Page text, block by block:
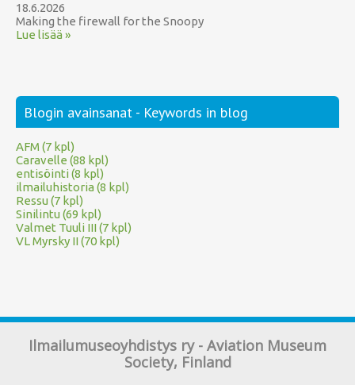
18.6.2026
Making the firewall for the Snoopy
Lue lisää »
Blogin avainsanat - Keywords in blog
AFM (7 kpl)
Caravelle (88 kpl)
entisöinti (8 kpl)
ilmailuhistoria (8 kpl)
Ressu (7 kpl)
Sinilintu (69 kpl)
Valmet Tuuli III (7 kpl)
VL Myrsky II (70 kpl)
Ilmailumuseoyhdistys ry - Aviation Museum
Society, Finland